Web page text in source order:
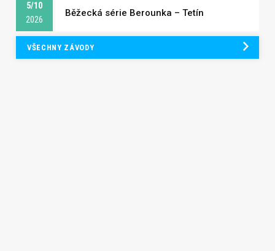
5/10
2026
Běžecká série Berounka – Tetín
VŠECHNY ZÁVODY